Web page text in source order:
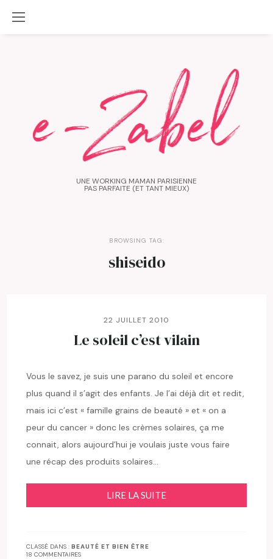
UNE WORKING MAMAN PARISIENNE
PAS PARFAITE (ET TANT MIEUX)
BROWSING TAG:
shiseido
22 JUILLET 2010
Le soleil c’est vilain
Vous le savez, je suis une parano du soleil et encore
plus quand il s’agit des enfants. Je l’ai déjà dit et redit,
mais ici c’est « famille grains de beauté » et « on a
peur du cancer » donc les crèmes solaires, ça me
connait, alors aujourd’hui je voulais juste vous faire
une récap des produits solaires…
LIRE LA SUITE
CLASSÉ DANS :BEAUTÉ ET BIEN ÊTRE
18 COMMENTAIRES